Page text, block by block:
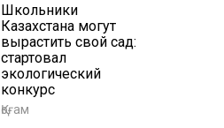
Школьники
Казахстана могут
вырастить свой сад:
стартовал
экологический
конкурс
Қоғам